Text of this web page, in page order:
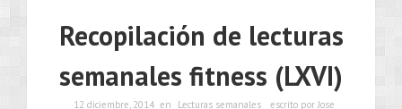
Recopilación de lecturas
semanales fitness (LXVI)
12 diciembre, 2014 en Lecturas semanales escrito por Jose